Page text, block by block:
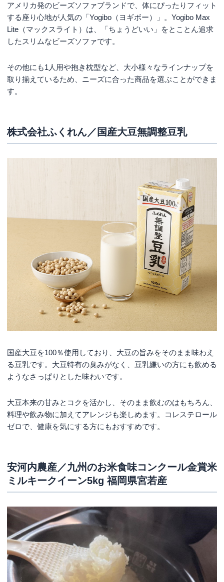
アメリカ発のビーズソファブランドで、体にぴったりフィット
する座り心地が人気の「Yogibo（ヨギボー）」。Yogibo Max
Lite（マックスライト）は、「ちょうどいい」をとことん追求
したスリムなビーズソファです。
その他にも1人用や抱き枕型など、大小様々なラインナップを
取り揃えているため、ニーズに合った商品を選ぶことができま
す。
株式会社ふくれん／国産大豆無調整豆乳
国産大豆を100％使用しており、大豆の旨みをそのまま味わえ
る豆乳です。大豆特有の臭みがなく、豆乳嫌いの方にも飲める
ようなさっぱりとした味わいです。
大豆本来の甘みとコクを活かし、そのまま飲むのはもちろん、
料理や飲み物に加えてアレンジも楽しめます。コレステロール
ゼロで、健康を気にする方にもおすすめです。
安河内農産／九州のお米食味コンクール金賞米
ミルキークイーン5kg 福岡県宮若産